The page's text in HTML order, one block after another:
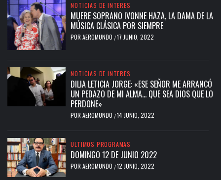
NOTICIAS DE INTERES
MUERE SOPRANO IVONNE HAZA, LA DAMA DE LA
MÚSICA CLÁSICA POR SIEMPRE
POR AEROMUNDO /17 JUNIO, 2022
NOTICIAS DE INTERES
DILIA LETICIA JORGE: «ESE SEÑOR ME ARRANCÓ
UN PEDAZO DE MI ALMA… QUE SEA DIOS QUE LO
PERDONE»
POR AEROMUNDO /14 JUNIO, 2022
ULTIMOS PROGRAMAS
DOMINGO 12 DE JUNIO 2022
POR AEROMUNDO /12 JUNIO, 2022